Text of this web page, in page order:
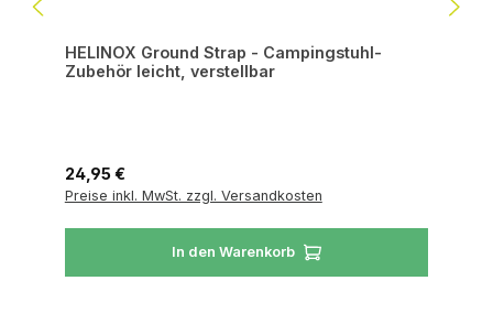
HELINOX Ground Strap - Campingstuhl-
Zubehör leicht, verstellbar
Regulärer Preis:
24,95 €
Preise inkl. MwSt. zzgl. Versandkosten
In den Warenkorb